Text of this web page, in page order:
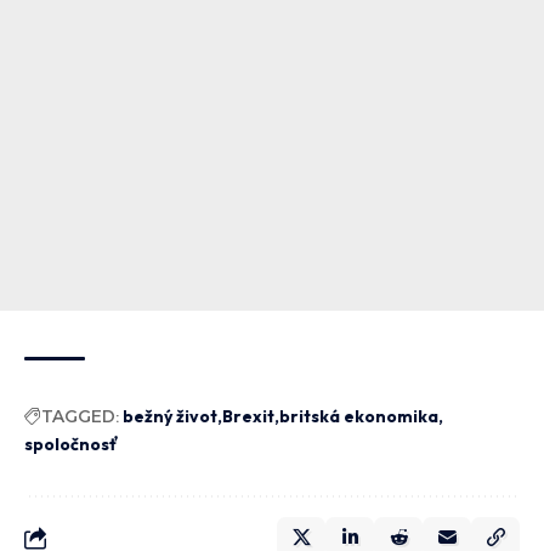
TAGGED: bežný život Brexit britská ekonomika
spoločnosť